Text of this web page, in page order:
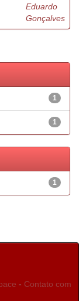
Eduardo
Gonçalves
1
1
1
- Contato com